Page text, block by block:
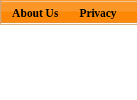
About Us Privacy